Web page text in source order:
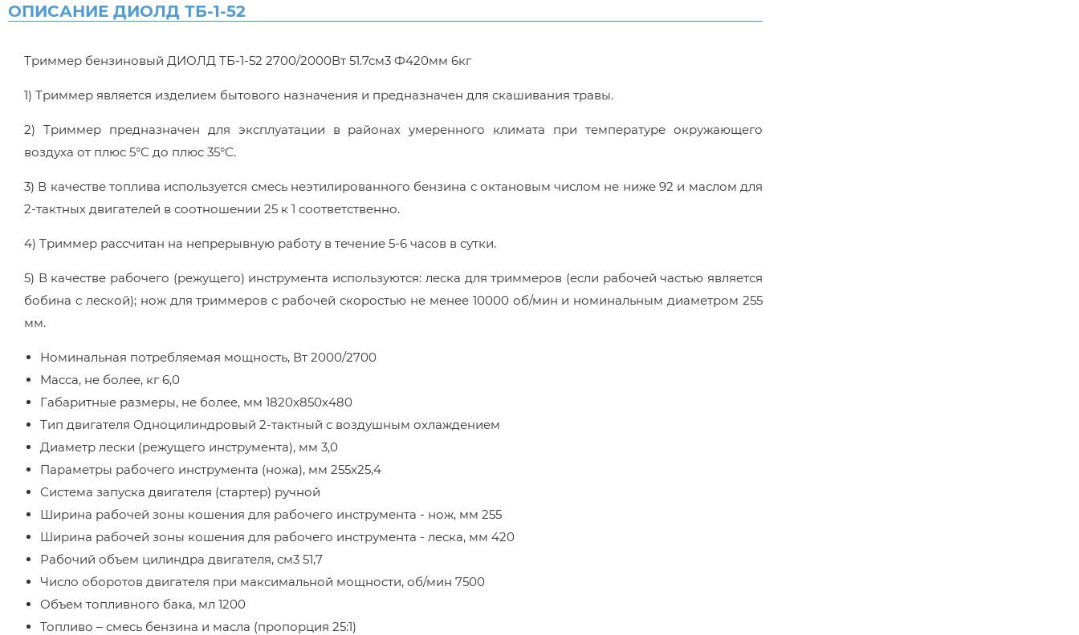
ОПИСАНИЕ ДИОЛД ТБ-1-52
Триммер бензиновый ДИОЛД ТБ-1-52 2700/2000Вт 51.7см3 Ф420мм 6кг
1) Триммер является изделием бытового назначения и предназначен для скашивания травы.
2) Триммер предназначен для эксплуатации в районах умеренного климата при температуре окружающего
воздуха от плюс 5°С до плюс 35°С.
3) В качестве топлива используется смесь неэтилированного бензина с октановым числом не ниже 92 и маслом для
2-тактных двигателей в соотношении 25 к 1 соответственно.
4) Триммер рассчитан на непрерывную работу в течение 5-6 часов в сутки.
5) В качестве рабочего (режущего) инструмента используются: леска для триммеров (если рабочей частью является
бобина с леской); нож для триммеров с рабочей скоростью не менее 10000 об/мин и номинальным диаметром 255
мм.
Номинальная потребляемая мощность, Вт 2000/2700
Масса, не более, кг 6,0
Габаритные размеры, не более, мм 1820х850х480
Тип двигателя Одноцилиндровый 2-тактный с воздушным охлаждением
Диаметр лески (режущего инструмента), мм 3,0
Параметры рабочего инструмента (ножа), мм 255х25,4
Система запуска двигателя (стартер) ручной
Ширина рабочей зоны кошения для рабочего инструмента - нож, мм 255
Ширина рабочей зоны кошения для рабочего инструмента - леска, мм 420
Рабочий объем цилиндра двигателя, см3 51,7
Число оборотов двигателя при максимальной мощности, об/мин 7500
Объем топливного бака, мл 1200
Топливо – смесь бензина и масла (пропорция 25:1)